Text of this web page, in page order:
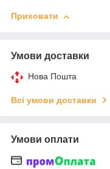
Приховати
Умови доставки
Нова Пошта
Всі умови доставки
Умови оплати